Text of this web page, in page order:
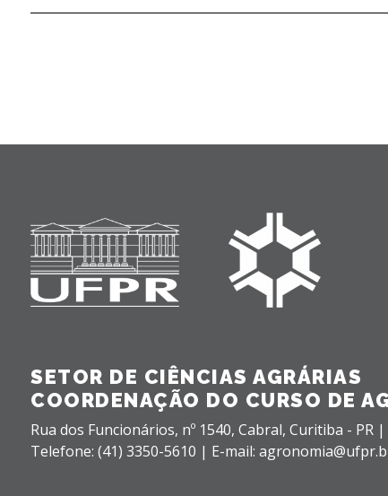
SETOR DE CIÊNCIAS AGRÁRIAS
COORDENAÇÃO DO CURSO DE
Rua dos Funcionários, nº 1540, Cabral, Curitiba - PR |
Telefone: (41) 3350-5610 | E-mail: